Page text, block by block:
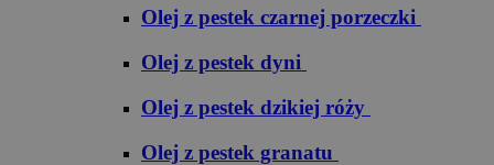
Olej z pestek czarnej porzeczki
Olej z pestek dyni
Olej z pestek dzikiej róży
Olej z pestek granatu